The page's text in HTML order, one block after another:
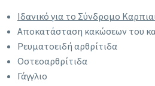
Ιδανικό για το Σύνδρομο
Αποκατάσταση κακώσεων του
Ρευματοειδή αρθρίτιδα
Οστεοαρθρίτιδα
Γάγγλιο